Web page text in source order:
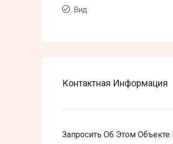
Вид
Контактная Информация
Запросить Об Этом